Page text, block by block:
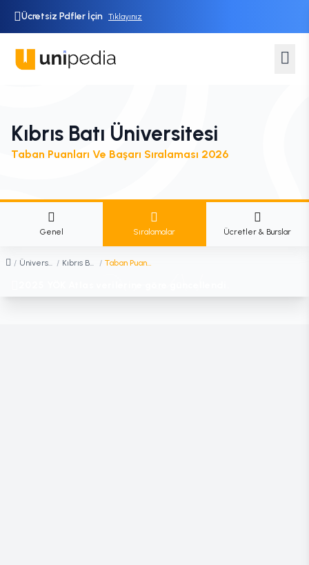
Ücretsiz Pdfler İçin Tıklayınız
Kıbrıs Batı Üniversitesi
Taban Puanları Ve Başarı Sıralaması 2026
Genel Sıralamalar Ücretler & Burslar
/ Üniversiteler / Kıbrıs Batı Üniversitesi / Taban Puanları ve Başarı Sıralaması